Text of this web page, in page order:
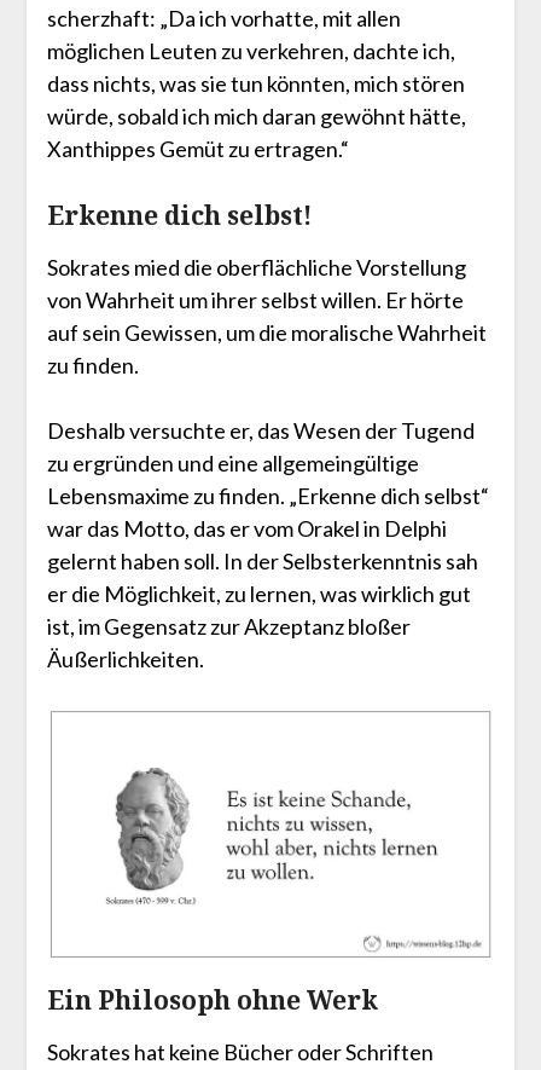
scherzhaft: „Da ich vorhatte, mit allen
möglichen Leuten zu verkehren, dachte ich,
dass nichts, was sie tun könnten, mich stören
würde, sobald ich mich daran gewöhnt hätte,
Xanthippes Gemüt zu ertragen.“
Erkenne dich selbst!
Sokrates mied die oberflächliche Vorstellung
von Wahrheit um ihrer selbst willen. Er hörte
auf sein Gewissen, um die moralische Wahrheit
zu finden.
Deshalb versuchte er, das Wesen der Tugend
zu ergründen und eine allgemeingültige
Lebensmaxime zu finden. „Erkenne dich selbst“
war das Motto, das er vom Orakel in Delphi
gelernt haben soll. In der Selbsterkenntnis sah
er die Möglichkeit, zu lernen, was wirklich gut
ist, im Gegensatz zur Akzeptanz bloßer
Äußerlichkeiten.
Ein Philosoph ohne Werk
Sokrates hat keine Bücher oder Schriften